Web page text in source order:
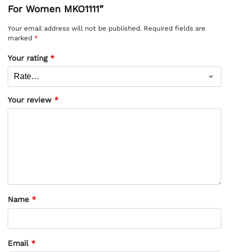
For Women MKO1111”
Your email address will not be published. Required fields are
marked *
Your rating *
Your review *
Name *
Email *